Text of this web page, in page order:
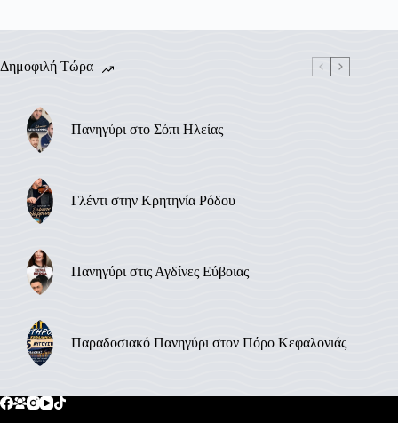
Δημοφιλή Τώρα
Πανηγύρι στο Σόπι Ηλείας
Γλέντι στην Κρητηνία Ρόδου
Πανηγύρι στις Αγδίνες Εύβοιας
Παραδοσιακό Πανηγύρι στον Πόρο Κεφαλονιάς